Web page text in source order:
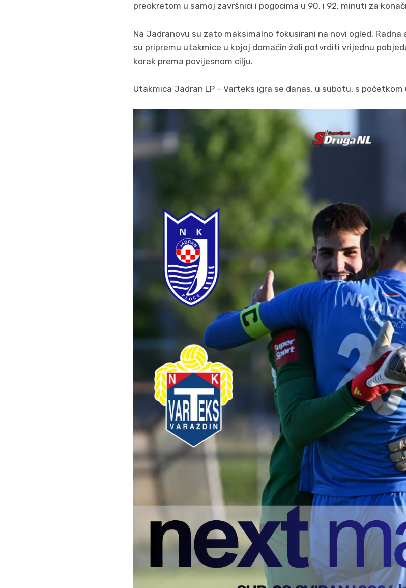
preokretom u samoj završnici i pogocima u 90. i 92. minuti za
Na Jadranovu su zato maksimalno fokusirani na novi ogled.
su pripremu utakmice u kojoj domaćin želi potvrditi vrijednu
korak prema povijesnom cilju.
Utakmica Jadran LP – Varteks igra se danas, u subotu, s početkom